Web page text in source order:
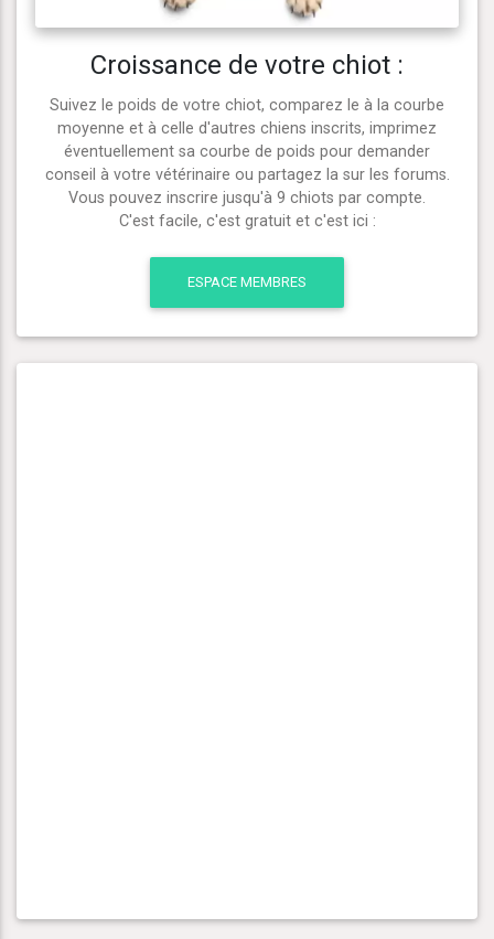
Croissance de votre chiot :
Suivez le poids de votre chiot, comparez le à la courbe
moyenne et à celle d'autres chiens inscrits, imprimez
éventuellement sa courbe de poids pour demander
conseil à votre vétérinaire ou partagez la sur les forums.
Vous pouvez inscrire jusqu'à 9 chiots par compte.
C'est facile, c'est gratuit et c'est ici :
ESPACE MEMBRES